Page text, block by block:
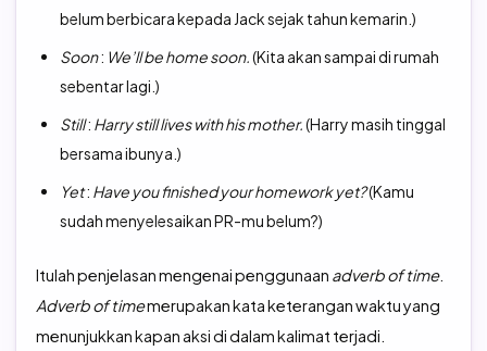
belum berbicara kepada Jack sejak tahun kemarin.)
Soon: We’ll be home soon. (Kita akan sampai di rumah
sebentar lagi.)
Still: Harry still lives with his mother.(Harry masih tinggal
bersama ibunya.)
Yet: Have you finished your homework yet?(Kamu
sudah menyelesaikan PR-mu belum?)
Itulah penjelasan mengenai penggunaan adverb of time.
Adverb of timemerupakan kata keterangan waktu yang
menunjukkan kapan aksi di dalam kalimat terjadi.